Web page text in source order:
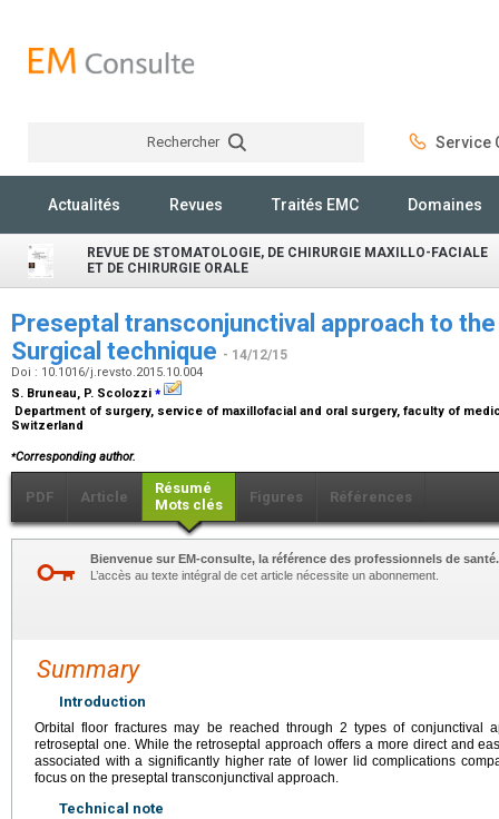
Rechercher Service
Actualités Revues Traités EMC Domaines
REVUE DE STOMATOLOGIE, DE CHIRURGIE MAXILLO-FACIALE
ET DE CHIRURGIE ORALE
Preseptal transconjunctival approach to
Surgical technique - 14/12/15
Doi : 10.1016/j.revsto.2015.10.004
S. Bruneau, P. Scolozzi ⁎
Department of surgery, service of maxillofacial and oral surgery, faculty of
Switzerland
⁎Corresponding author.
PDF Article
Résumé
Mots clés
Figures Références
Bienvenue sur EM-consulte, la référence des professionnels de santé.
L’accès au texte intégral de cet article nécessite un abonnement.
Summary
Introduction
Orbital floor fractures may be reached through 2 types of conjunctival
retroseptal one. While the retroseptal approach offers a more direct and
associated with a significantly higher rate of lower lid complications
focus on the preseptal transconjunctival approach.
Technical note